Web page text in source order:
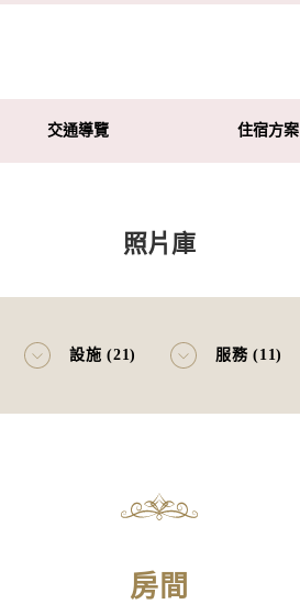
交通導覽 住宿方案
照片庫
設施 (21) 服務 (11)
房間